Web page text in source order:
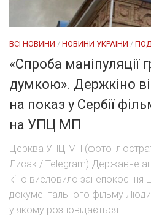
ВСІ НОВИНИ / НОВИНИ УКРАЇНИ /
«Спроба маніпуляції
думкою». Держкіно
на показ у Сербії
на УПЦ МП
Церква УПЦ МП (фото
Лисак / Telegram) Державне
кіно висловило занепокоєння
документального фільму
у якому розповідається...